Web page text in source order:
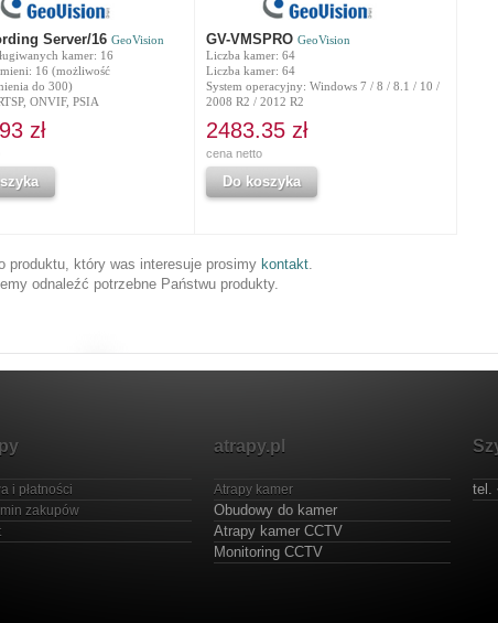
Server/16 GeoVision
kamer: 16
16 (możliwość
do 300)
ONVIF, PSIA
zł
GV-VMSPRO GeoVision
Liczba kamer: 64
Liczba kamer: 64
System operacyjny: Windows 7 / 8 / 8.1 / 10 /
2008 R2 / 2012 R2
2483.35 zł
cena netto
Do koszyka
produktu, który was interesuje prosimy kontakt.
odnaleźć potrzebne Państwu produkty.
i płatności
zakupów
atrapy.pl
Atrapy kamer
Obudowy do kamer
Atrapy kamer CCTV
Monitoring CCTV
tel.